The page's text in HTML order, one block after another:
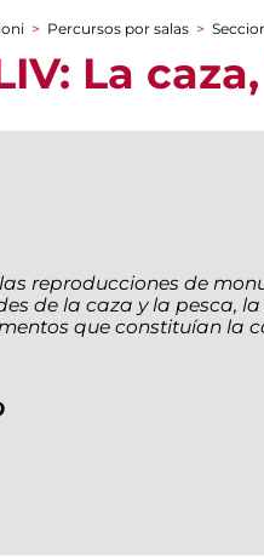
> Percursos por salas >
La
reproducciones de
de la caza y la pesca,
que constituían la